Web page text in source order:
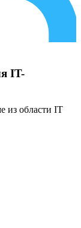
IT-
из области IT